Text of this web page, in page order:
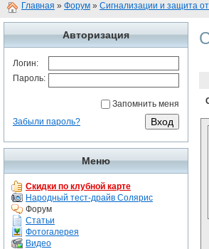
Главная » Форум » Сигнализации и защита от
Авторизация
Логин:
Пароль:
Запомнить меня
Забыли пароль?
Меню
Скидки по клубной карте
Народный тест-драйв Солярис
Форум
Статьи
Фотогалерея
Видео